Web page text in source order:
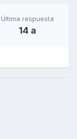
Última respuesta
14 a